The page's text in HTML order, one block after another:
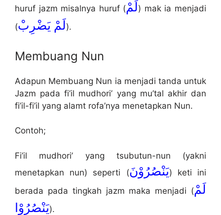
huruf jazm misalnya huruf (لَمْ) mak ia menjadi
(لَمْ يَضْرِبْ).
Membuang Nun
Adapun Membuang Nun ia menjadi tanda untuk
Jazm pada fi’il mudhori’ yang mu’tal akhir dan
fi’il-fi’il yang alamt rofa’nya menetapkan Nun.
Contoh;
Fi’il mudhori’ yang tsubutun-nun (yakni
menetapkan nun) seperti (يَنْصُرُوْنَ) keti ini
berada pada tingkah jazm maka menjadi (لَمْ
يَنْصُرُوْا).